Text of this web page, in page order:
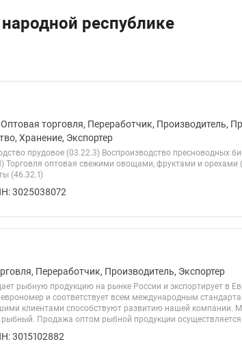
республике
торговля, Переработчик, Производитель,
Хранение, Экспортер
прудовое (03.22.3) Воспроизводство пресноводных
Торговля оптовая свежими овощами, фруктами и орехами
(46.32.1)
3025038072
Переработчик, Производитель, Экспортер
рыбную продукцию на рынке России и экспортирует в
и соответствует всем международным
клиентами способствуют развитию нашей
Продажа оптом рыбной продукции
3015102882